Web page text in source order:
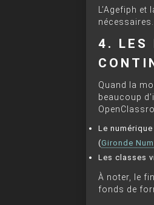
L’Agefiph
nécessaires.
4. LES
Quand la
beaucoup
Le
(Gironde
Les classes
À noter, le
fonds de